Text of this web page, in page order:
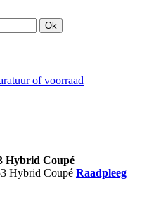
Ok
Hybrid Coupé
Raadpleeg